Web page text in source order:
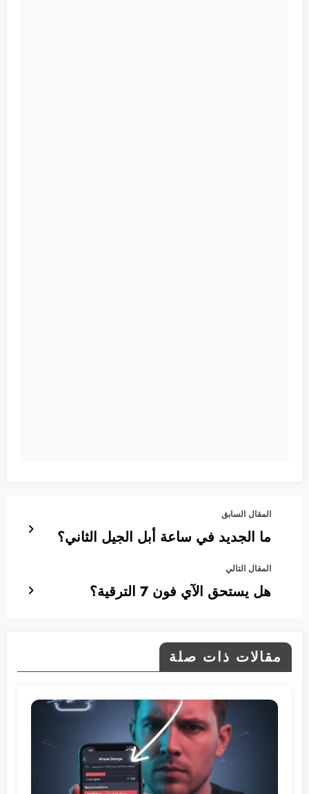
المقال السابق
ما الجديد في ساعة أبل الجيل الثاني؟
المقال التالي
هل يستحق الآي فون 7 الترقية؟
مقالات ذات صلة